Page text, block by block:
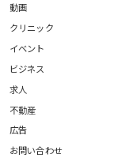
動画
クリニック
イベント
ビジネス
求人
不動産
広告
お問い合わせ